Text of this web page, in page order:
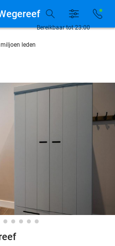
week beschikbaar
leden
Bereikbaar tot 23:00